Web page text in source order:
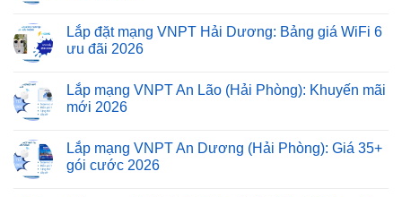
Lắp đặt mạng VNPT Hải Dương: Bảng giá WiFi 6
ưu đãi 2026
Lắp mạng VNPT An Lão (Hải Phòng): Khuyến mãi
mới 2026
Lắp mạng VNPT An Dương (Hải Phòng): Giá 35+
gói cước 2026